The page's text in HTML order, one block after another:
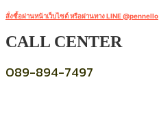
สั่งซื้อผ่านหน้าเว็บไซต์ หรือผ่านทาง LINE @pennello
CALL CENTER
089-894-7497